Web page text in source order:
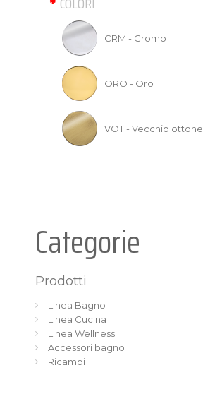
CRM - Cromo
ORO - Oro
VOT - Vecchio ottone
Categorie
Prodotti
Linea Bagno
Linea Cucina
Linea Wellness
Accessori bagno
Ricambi